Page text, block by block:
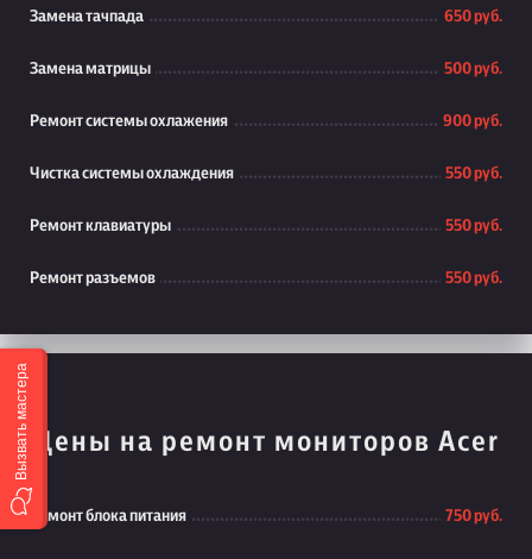
Замена тачпада 650 руб.
Замена матрицы 500 руб.
Ремонт системы охлажения 900 руб.
Чистка системы охлаждения 550 руб.
Ремонт клавиатуры 550 руб.
Ремонт разъемов 550 руб.
Цены на ремонт мониторов Acer
Ремонт блока питания 750 руб.
Вызвать мастера